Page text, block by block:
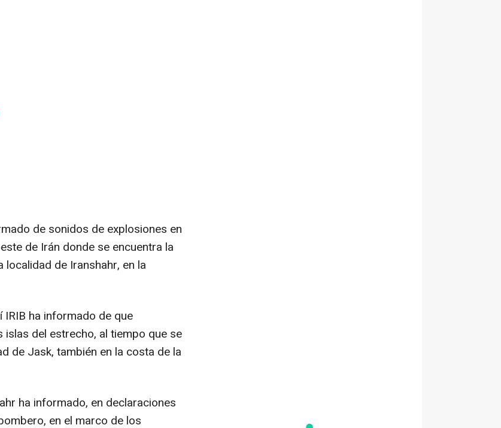
de sonidos de explosiones en
de Irán donde se encuentra la
de Iranshahr, en la
IRIB ha informado de que
del estrecho, al tiempo que se
de Jask, también en la costa de la
ha informado, en declaraciones
en el marco de los